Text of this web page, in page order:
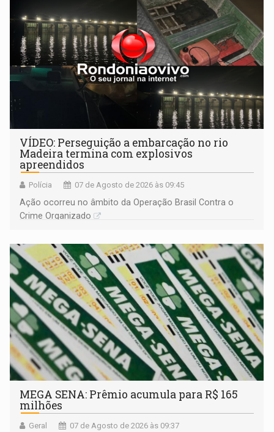
VÍDEO: Perseguição a embarcação no rio
Madeira termina com explosivos
apreendidos
Polícia 07 de Agosto de 2026 às 09:45
Ação ocorreu no âmbito da Operação Brasil Contra o
Crime Organizado
MEGA SENA: Prêmio acumula para R$ 165
milhões
Geral 07 de Agosto de 2026 às 09:37